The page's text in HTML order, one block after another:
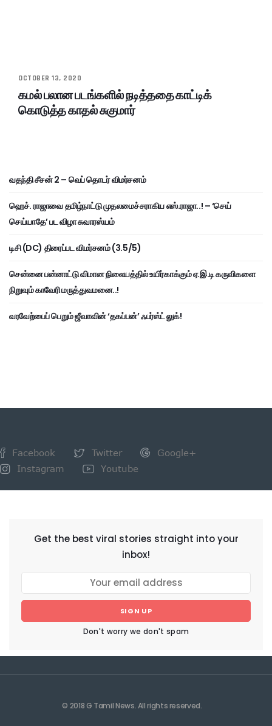
OCTOBER 13, 2020
கமல் பலான படங்களில் நடித்ததை காட்டிக்
கொடுத்த காதல் சுகுமார்
வதந்தி சீசன் 2 – வெப் தொடர் விமர்சனம்
ஹெச். ராஜாவை தமிழ்நாட்டு முதலமைச்சராகிய எஸ்.ராஜா..! – ‘செய்
செய்யாதே’ பட விழா சுவாரஸ்யம்
டிசி (DC) திரைப்பட விமர்சனம் (3.5/5)
சென்னை பன்னாட்டு விமான நிலையத்தில் உயிர்காக்கும் ஏ.இ.டி கருவிகளை
நிறுவும் காவேரி மருத்துவமனை..!
வரவேற்பைப் பெறும் ஜீவாவின் ‘தகப்பன்’ ஃபர்ஸ்ட் லுக்!
Facebook Twitter
Google+
Instagram
Youtube
Get the best viral stories straight into your
inbox!
SIGN UP
Don't worry we don't spam
© 2018 G Tamil News. All rights reserved.